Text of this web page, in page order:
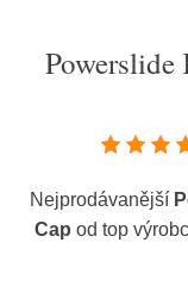
Nejprodávanější
Cap od top